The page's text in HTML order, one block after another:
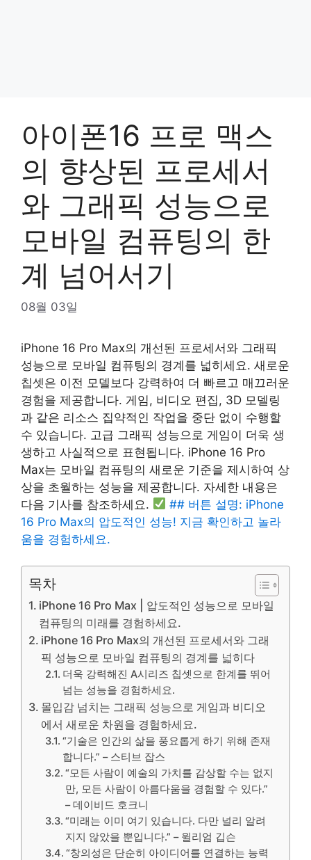
아이폰16 프로 맥스
의 향상된 프로세서
와 그래픽 성능으로
모바일 컴퓨팅의 한
계 넘어서기
08월 03일
iPhone 16 Pro Max의 개선된 프로세서와 그래픽
성능으로 모바일 컴퓨팅의 경계를 넓히세요. 새로운
칩셋은 이전 모델보다 강력하여 더 빠르고 매끄러운
경험을 제공합니다. 게임, 비디오 편집, 3D 모델링
과 같은 리소스 집약적인 작업을 중단 없이 수행할
수 있습니다. 고급 그래픽 성능으로 게임이 더욱 생
생하고 사실적으로 표현됩니다. iPhone 16 Pro
Max는 모바일 컴퓨팅의 새로운 기준을 제시하여 상
상을 초월하는 성능을 제공합니다. 자세한 내용은
다음 기사를 참조하세요.
## 버튼 설명: iPhone
16 Pro Max의 압도적인 성능! 지금 확인하고 놀라
움을 경험하세요.
목차
iPhone 16 Pro Max | 압도적인 성능으로 모바일
컴퓨팅의 미래를 경험하세요.
iPhone 16 Pro Max의 개선된 프로세서와 그래
픽 성능으로 모바일 컴퓨팅의 경계를 넓히다
더욱 강력해진 A시리즈 칩셋으로 한계를 뛰어
넘는 성능을 경험하세요.
몰입감 넘치는 그래픽 성능으로 게임과 비디오
에서 새로운 차원을 경험하세요.
“기술은 인간의 삶을 풍요롭게 하기 위해 존재
합니다.” – 스티브 잡스
“모든 사람이 예술의 가치를 감상할 수는 없지
만, 모든 사람이 아름다움을 경험할 수 있다.”
– 데이비드 호크니
“미래는 이미 여기 있습니다. 다만 널리 알려
지지 않았을 뿐입니다.” – 윌리엄 깁슨
“창의성은 단순히 아이디어를 연결하는 능력